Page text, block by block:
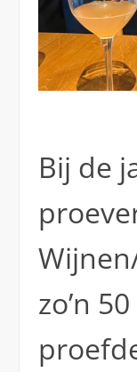
Bij de
zo’n